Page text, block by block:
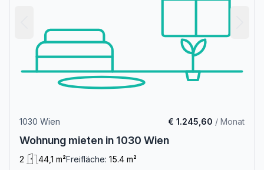
1030 Wien € 1.245,60 / Monat
Wohnung mieten in 1030 Wien
2 44,1 m²Freifläche: 15.4 m²